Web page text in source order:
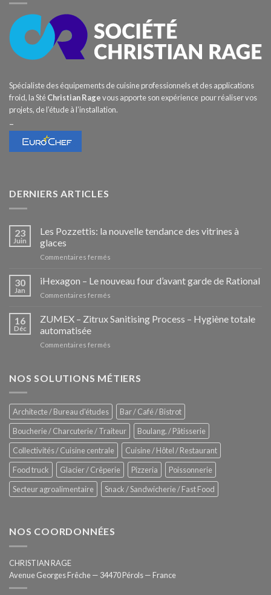
Spécialiste des équipements de cuisine professionnels et des applications
froid, la StéChristian Ragevous apporte son expérience pour réaliser vos
projets, de l’étude à l’installation.
–
DERNIERS ARTICLES
23
Juin
Les Pozzettis: la nouvelle tendance des vitrines à
glaces
Commentaires fermés
Pozzettis:
la
des
30
Jan
iHexagon – Le nouveau four d’avant garde de Rational
Commentaires fermés
–
Le
de
16
Déc
ZUMEX – Zitrux Sanitising Process – Hygiène totale
automatisée
Commentaires fermés
Zitrux
–
Hygiène
totale
automatisée
NOS SOLUTIONS MÉTIERS
Architecte / Bureau d'études
Bar / Café / Bistrot
Boucherie / Charcuterie / Traiteur
Boulang. / Pâtisserie
Collectivités / Cuisine centrale
Cuisine / Hôtel / Restaurant
Food truck
Glacier / Crêperie Pizzeria
Poissonnerie
Secteur agroalimentaire
Snack / Sandwicherie / Fast Food
NOS COORDONNÉES
CHRISTIAN RAGE
Avenue Georges Frêche — 34470 Pérols — France